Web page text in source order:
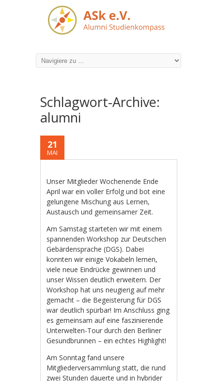
Schlagwort-Archive:
alumni
21
MAI
Unser Mitglieder Wochenende Ende
April war ein voller Erfolg und bot eine
gelungene Mischung aus Lernen,
Austausch und gemeinsamer Zeit.
Am Samstag starteten wir mit einem
spannenden Workshop zur Deutschen
Gebärdensprache (DGS). Dabei
konnten wir einige Vokabeln lernen,
viele neue Eindrücke gewinnen und
unser Wissen deutlich erweitern. Der
Workshop hat uns neugierig auf mehr
gemacht – die Begeisterung für DGS
war deutlich spürbar! Im Anschluss ging
es gemeinsam auf eine faszinierende
Unterwelten-Tour durch den Berliner
Gesundbrunnen – ein echtes Highlight!
Am Sonntag fand unsere
Mitgliederversammlung statt, die rund
zwei Stunden dauerte und in hybrider